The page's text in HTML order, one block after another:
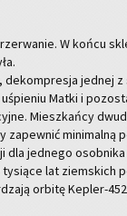
W końcu
de­kom­pre­sja jed­nej
Matki i
Miesz­kań­cy
za­pew­nić
dla jed­ne­go
lat ziem­skich
or­bi­tę Ke­pler-